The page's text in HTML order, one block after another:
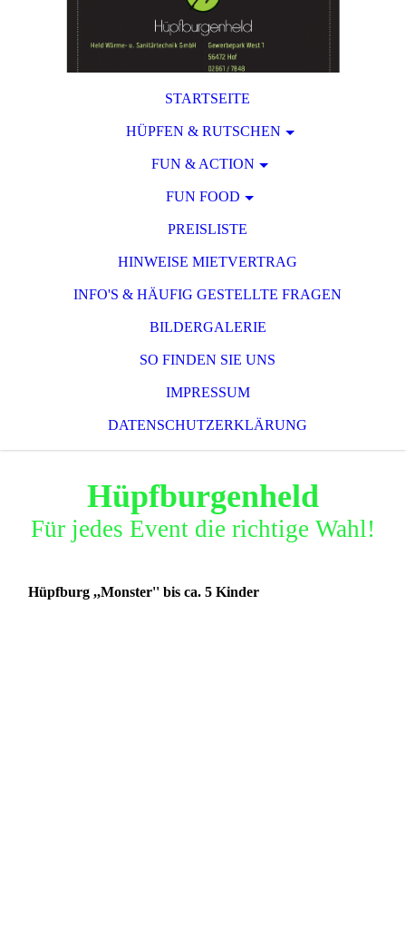
STARTSEITE
HÜPFEN & RUTSCHEN
FUN & ACTION
FUN FOOD
PREISLISTE
HINWEISE MIETVERTRAG
INFO'S & HÄUFIG GESTELLTE FRAGEN
BILDERGALERIE
SO FINDEN SIE UNS
IMPRESSUM
DATENSCHUTZERKLÄRUNG
Hüpfburgenheld
Für jedes Event die richtige Wahl!
Hüpfburg ,,Monster'' bis ca. 5 Kinder